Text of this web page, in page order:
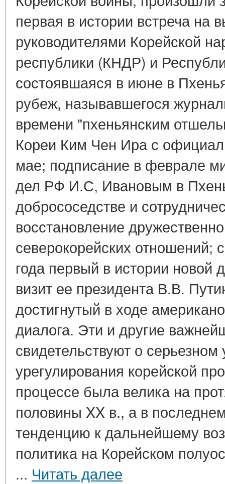
первая в истории встреча
руководителями Корейской
республики (КНДР) и
состоявшаяся в июне в
рубеж, называвшегося
времени "пхеньянским
Кореи Ким Чен Ира с
мае; подписание в феврале
дел РФ И.С, Ивановым в
добрососедстве и
восстановление
северокорейских отношений;
года первый в истории новой
визит ее президента В.В.
достигнутый в ходе
диалога. Эти и другие
свидетельствуют о
урегулирования корейской
процессе была велика на
половины XX в., а в
тенденцию к дальнейшему
политика на Корейском
... Читать далее